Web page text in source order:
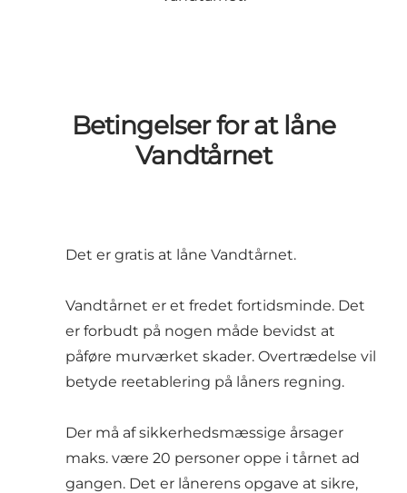
Betingelser for at låne
Vandtårnet
Det er gratis at låne Vandtårnet.
Vandtårnet er et fredet fortidsminde. Det
er forbudt på nogen måde bevidst at
påføre murværket skader. Overtrædelse vil
betyde reetablering på låners regning.
Der må af sikkerhedsmæssige årsager
maks. være 20 personer oppe i tårnet ad
gangen. Det er lånerens opgave at sikre,